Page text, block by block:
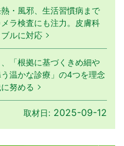
・風邪、生活習慣病まで
ラ検査にも注力。皮膚科
ルに対応
「根拠に基づくきめ細や
温かな診療」の4つを理念
努める
取材日: 2025-09-12